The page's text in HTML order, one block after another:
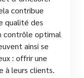
contribue
qualité des
contrôle optimal
ainsi se
: offrir une
à leurs clients.